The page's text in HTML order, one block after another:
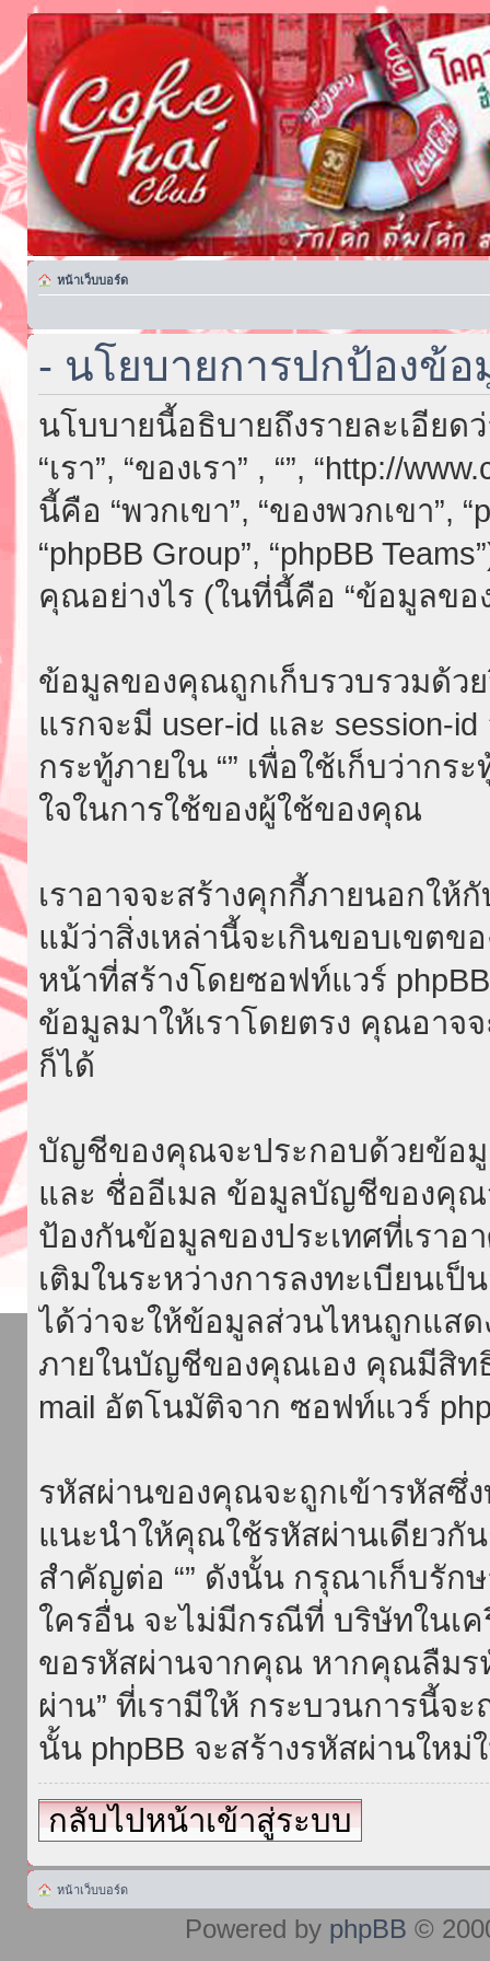
หน้าเว็บบอร์ด
- นโยบายการปกป้องข้
นโบบายนี้อธิบายถึงรายละเอียด
“เรา”, “ของเรา” , “”, “http://
นี้คือ “พวกเขา”, “ของพวกเขา”,
“phpBB Group”, “phpBB
คุณอย่างไร (ในที่นี้คือ “ข้อมูลขอ
ข้อมูลของคุณถูกเก็บรวบรวมด้ว
แรกจะมี user-id และ session-
กระทู้ภายใน “” เพื่อใช้เก็บว่าก
ใจในการใช้ของผู้ใช้ของคุณ
เราอาจจะสร้างคุกกี้ภายนอกให้
แม้ว่าสิ่งเหล่านี้จะเกินขอบเขตข
หน้าที่สร้างโดยซอฟท์แวร์
ข้อมูลมาให้เราโดยตรง คุณอาจ
ก็ได้
บัญชีของคุณจะประกอบด้วยข้อมู
และ ชื่ออีเมล ข้อมูลบัญชีของคุณ
ป้องกันข้อมูลของประเทศที่เราอ
เติมในระหว่างการลงทะเบียนเ
ได้ว่าจะให้ข้อมูลส่วนไหนถูกแส
ภายในบัญชีของคุณเอง คุณมีสิทธิ์
mail อัตโนมัติจาก ซอฟท์แวร์
รหัสผ่านของคุณจะถูกเข้ารหัสซึ่
แนะนำให้คุณใช้รหัสผ่านเดียวกั
สำคัญต่อ “” ดังนั้น กรุณาเก็บรัก
ใครอื่น จะไม่มีกรณีที่ บริษัทในเ
ขอรหัสผ่านจากคุณ หากคุณลืมร
ผ่าน” ที่เรามีให้ กระบวนการนี้จ
นั้น phpBB จะสร้างรหัสผ่านให
กลับไปหน้าเข้าสู่ระบบ
หน้าเว็บบอร์ด
Powered by phpBB ©